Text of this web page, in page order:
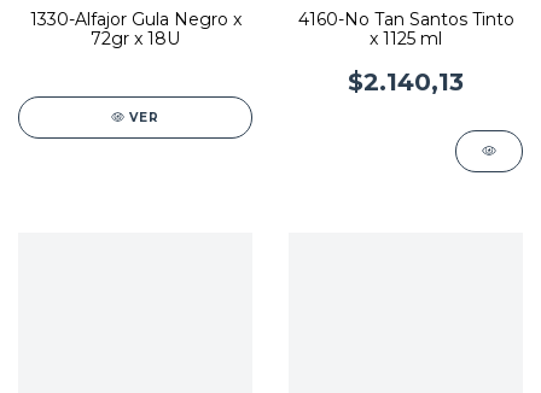
1330-Alfajor Gula Negro x
72gr x 18U
VER
4160-No Tan Santos Tinto
x 1125 ml
$2.140,13